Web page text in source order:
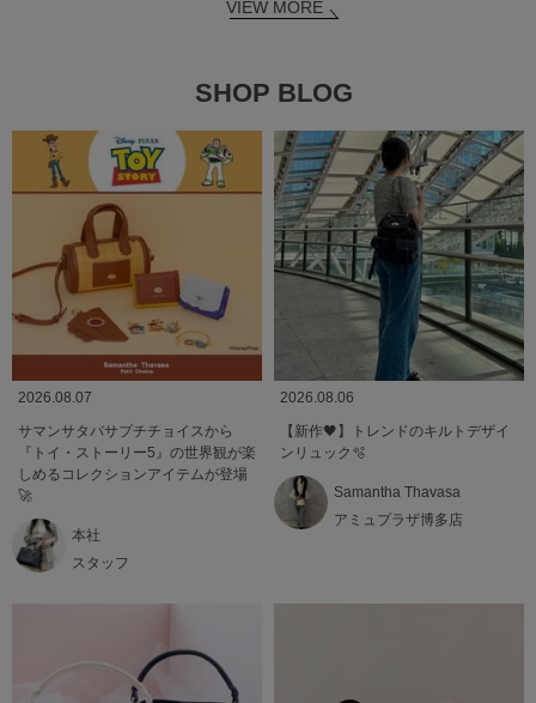
VIEW MORE
SHOP BLOG
2026.08.07
サマンサタバサプチチョイスから
『トイ・ストーリー5』の世界観が楽
しめるコレクションアイテムが登場
🚀
本社
スタッフ
2026.08.06
【新作🖤】トレンドのキルトデザイ
ンリュック🫧
Samantha Thavasa
アミュプラザ博多店